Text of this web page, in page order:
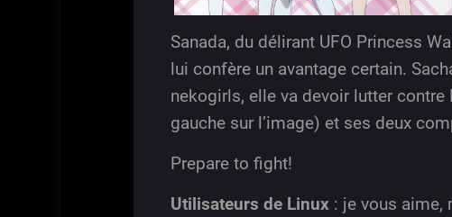
Sanada, du délirant UFO Princess
lui confère un avantage certain.
nekogirls, elle va devoir lutter contre
gauche sur l’image) et ses deux
Prepare to fight!
Utilisateurs de Linux : je vous aime,